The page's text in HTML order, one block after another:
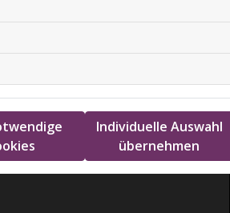
geladen werden.
entsprechend an.
Individuelle Auswahl
übernehmen